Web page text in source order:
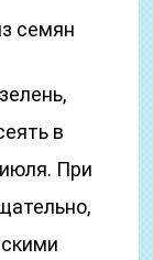
семян
в
При